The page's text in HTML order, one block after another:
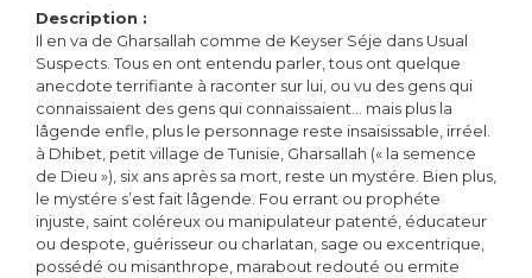
Description :
Il en va de Gharsallah comme de Keyser Séje dans Usual
Suspects. Tous en ont entendu parler, tous ont quelque
anecdote terrifiante à raconter sur lui, ou vu des gens qui
connaissaient des gens qui connaissaient… mais plus la
lâgende enfle, plus le personnage reste insaisissable, irréel.
à Dhibet, petit village de Tunisie, Gharsallah (« la semence
de Dieu »), six ans après sa mort, reste un mystére. Bien plus,
le mystére s’est fait lâgende. Fou errant ou prophéte
injuste, saint coléreux ou manipulateur patenté, éducateur
ou despote, guérisseur ou charlatan, sage ou excentrique,
possédé ou misanthrope, marabout redouté ou ermite